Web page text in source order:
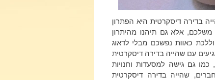
בדירה דיסקרטית היא הפתרון
אלא גם תיהנו מהיתרון
כאוות נפשכם מבלי לדאוג
עם שהייה בדירה דיסקרטית
כמו גם גישה למסעדות וחנויות
שהייה בדירה דיסקרטית